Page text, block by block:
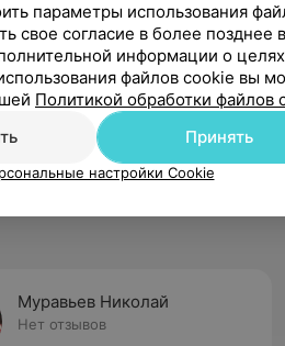
Рекомендую
Муравьев Николай
Нет отзывов
параметры использования
свое согласие в более позднее
информации о
файлов cookie вы
Политикой обработки файлов
Принять
настройки Cookie